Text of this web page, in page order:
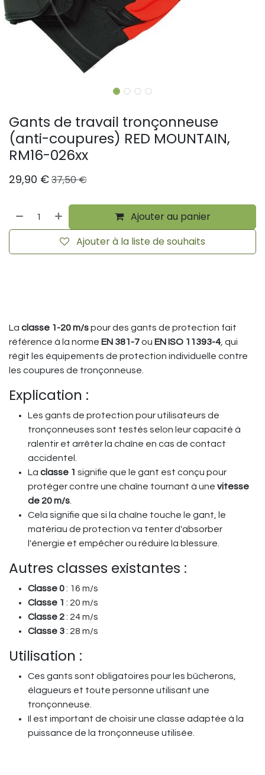
Gants de travail tronçonneuse
(anti-coupures) RED MOUNTAIN,
RM16-026xx
29,90 €37,50€
Ajouter au panier
Ajouter à la liste de souhaits
La classe 1-20 m/spour des gants de protection fait
référence à la norme EN 381-7ou EN ISO 11393-4 , qui
régit les équipements de protection individuelle contre
les coupures de tronçonneuse.
Explication :
Les gants de protection pour utilisateurs de
tronçonneuses sont testés selon leur capacité à
ralentir et arrêter la chaîne en cas de contact
accidentel.
La classe 1 signifie que le gant est conçu pour
protéger contre une chaîne tournant à une vitesse
de 20 m/s
Cela signifie que si la chaîne touche le gant, le
matériau de protection va tenter d'absorber
l'énergie et empêcher ou réduire la blessure.
Autres classes existantes :
Classe 0: 16 m/s
Classe 1 : 20 m/s
Classe 2: 24 m/s
Classe 3: 28 m/s
Utilisation :
Ces gants sont obligatoires pour les bûcherons,
élagueurs et toute personne utilisant une
tronçonneuse.
Il est important de choisir une classe adaptée à la
puissance de la tronçonneuse utilisée.